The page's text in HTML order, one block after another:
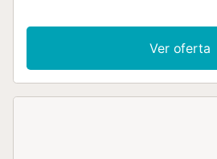
modernas. Tiene cinco dormitorios
para 14 personas. En la planta baja,
de estar/comedor con todo lo
entretener, con acceso directo a la
Ver oferta